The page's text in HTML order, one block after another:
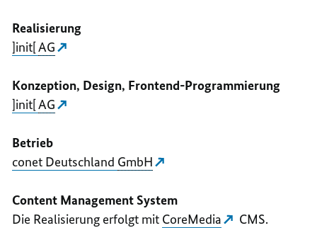
Realisierung
]init[AG
Konzeption, Design, Frontend-Programmierung
]init[AG
Betrieb
conet Deutschland GmbH
Content Management System
Die Realisierung erfolgt mit CoreMedia CMS.